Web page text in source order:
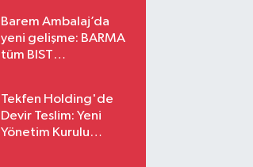
Barem Ambalaj’da
yeni gelişme: BARMA
tüm BIST
Tekfen Holding'de
Devir Teslim: Yeni
Yönetim Kurulu